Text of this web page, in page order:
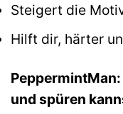
Steigert die
Hilft dir, härter
und spüren